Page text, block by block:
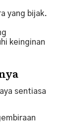
yang bijak.
keinginan
sentiasa